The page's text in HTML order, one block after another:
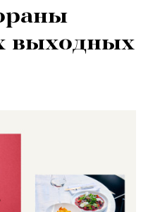
выходных